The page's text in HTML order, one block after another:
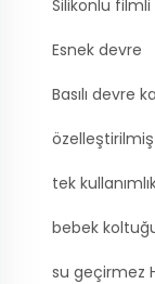
Silikonlu
Esnek devre
Basılı devre
tek
bebek
su geçirmez